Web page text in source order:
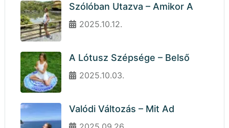
Szólóban Utazva – Amikor A
2025.10.12.
A Lótusz Szépsége – Belső
2025.10.03.
Valódi Változás – Mit Ad